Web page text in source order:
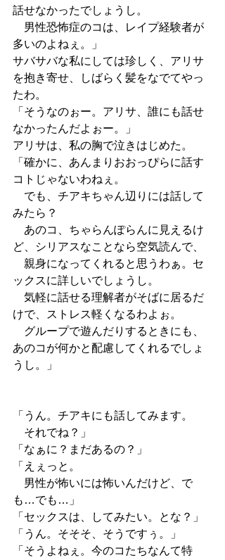
話せなかったでしょうし。
男性恐怖症のコは、レイプ経験者が
多いのよねぇ。」
サバサバな私にしては珍しく、アリサ
を抱き寄せ、しばらく髪をなでてやっ
たわ。
「そうなのぉー。アリサ、誰にも話せ
なかったんだよぉー。」
アリサは、私の胸で泣きはじめた。
「確かに、あんまりおおっぴらに話す
コトじゃないわねぇ。
でも、チアキちゃん辺りには話して
みたら？
あのコ、ちゃらんぽらんに見えるけ
ど、シリアスなことなら空気読んで、
親身になってくれると思うわぁ。セ
ックスに詳しいでしょうし。
気軽に話せる理解者がそばに居るだ
けで、ストレス軽くなるわよぉ。
グループで遊んだりするときにも、
あのコが何かと配慮してくれるでしょ
うし。」
「うん。チアキにも話してみます。
それでね？」
「なぁに？まだあるの？」
「えぇっと。
男性が怖いには怖いんだけど、で
も…でも…」
「セックスは、してみたい。とな？」
「うん。そそそ、そうですぅ。」
「そうよねぇ。今のコたちなんて特